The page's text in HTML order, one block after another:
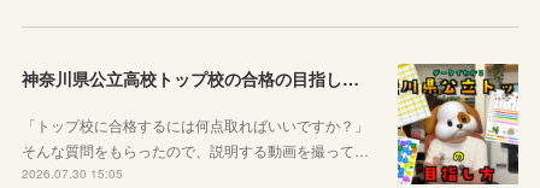
神奈川県公立高校トップ校の合格の目指し方について動画をアップしました
「トップ校に合格するには何点取ればいいですか？」
そんな質問をもらったので、説明する動画を撮って…
2026.07.30 15:05